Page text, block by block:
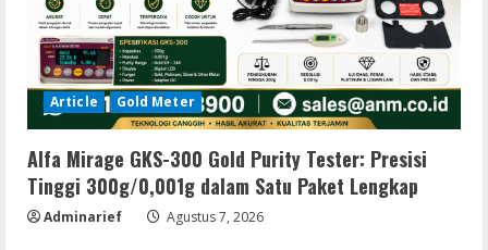
Article Gold Meter
Alfa Mirage GKS-300 Gold Purity Tester: Presisi
Tinggi 300g/0,001g dalam Satu Paket Lengkap
Adminarief Agustus 7, 2026